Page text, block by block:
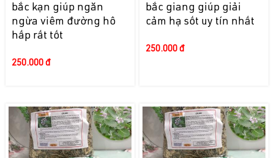
bắc kạn giúp ngăn
ngừa viêm đường hô
hấp rất tốt
250.000 đ
bắc giang giúp giải
cảm hạ sốt uy tín nhất
250.000 đ